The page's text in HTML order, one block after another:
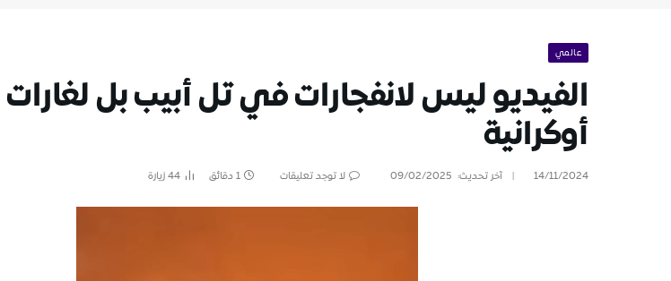
عالمي
الفيديو ليس لانفجارات في تل أبيب بل لغارات
أوكرانية
14/11/2024 آخر تحديث: 09/02/2025 لا توجد تعليقات 1 دقائق 44زيارة